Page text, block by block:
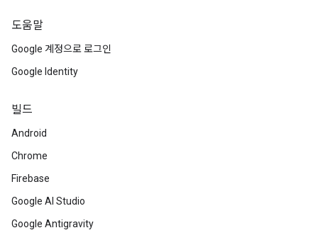
도움말
Google 계정으로 로그인
Google Identity
빌드
Android
Chrome
Firebase
Google AI Studio
Google Antigravity